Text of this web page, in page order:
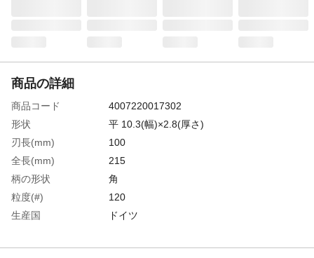
商品の詳細
商品コード
4007220017302
形状
平 10.3(幅)×2.8(厚さ)
刃長(mm)
100
全長(mm)
215
柄の形状
角
粒度(#)
120
生産国
ドイツ
材質1
工具鋼